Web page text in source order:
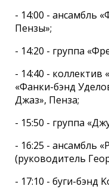
- 14:00 - ансамбль
Пензы»;
- 14:20 - группа
- 14:40 - коллектив
«Фанки-бэнд
Джаз», Пенза;
- 15:50 - группа
- 16:25 - ансамбль
(руководитель
- 17:10 - буги-бэнд